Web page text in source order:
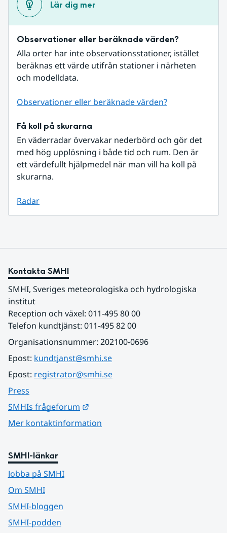
Lär dig mer
Observationer eller beräknade värden?
Alla orter har inte observationsstationer, istället
beräknas ett värde utifrån stationer i närheten
och modelldata.
Observationer eller beräknade värden?
Få koll på skurarna
En väderradar övervakar nederbörd och gör det
med hög upplösning i både tid och rum. Den är
ett värdefullt hjälpmedel när man vill ha koll på
skurarna.
Radar
Kontakta SMHI
SMHI, Sveriges meteorologiska och hydrologiska
institut
Reception och växel: 011-495 80 00
Telefon kundtjänst: 011-495 82 00
Organisationsnummer: 202100-0696
Epost: kundtjanst@smhi.se
Epost: registrator@smhi.se
Press
SMHIs frågeforum
Mer kontaktinformation
SMHI-länkar
Jobba på SMHI
Om SMHI
SMHI-bloggen
SMHI-podden